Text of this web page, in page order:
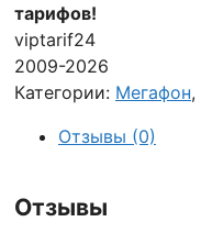
тарифов!
viptarif24
2009-2026
Категории: Мегафон,
Отзывы (0)
Отзывы